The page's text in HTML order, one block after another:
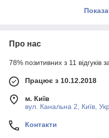
Про нас
78% позитивних з 11 відгуків
Працює з 10.12.2018
м. Київ
вул. Канальна 2, Київ,
Контакти